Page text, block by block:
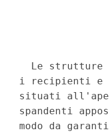
Le strutture
i recipienti e
situati
spandenti